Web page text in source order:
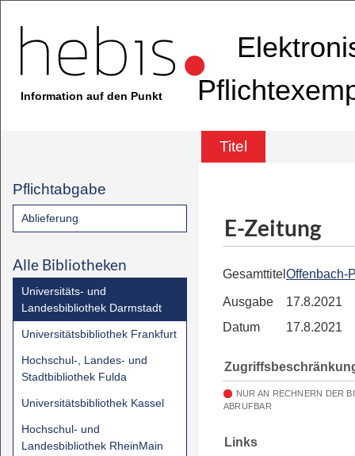
Information auf den Punkt
Titel
Pflichtabgabe
Ablieferung
Alle Bibliotheken
Universitäts- und
Landesbibliothek Darmstadt
Universitätsbibliothek Frankfurt
Hochschul-, Landes- und
Stadtbibliothek Fulda
Universitätsbibliothek Kassel
Hochschul- und
Landesbibliothek RheinMain
E-Zeitung
Gesamttitel Offenbach-
Ausgabe
17.8.2021
Datum
17.8.2021
NUR AN RECHNERN DER
ABRUFBAR
Links